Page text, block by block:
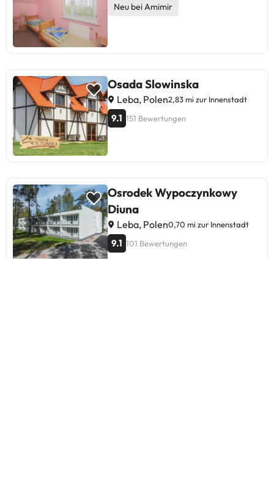
Neu bei Amimir
Osada Slowinska
Leba, Polen2,83 mi zur Innenstadt
9.1 151 Bewertungen
Osrodek Wypoczynkowy
Diuna
Leba, Polen0,70 mi zur Innenstadt
9.1 101 Bewertungen